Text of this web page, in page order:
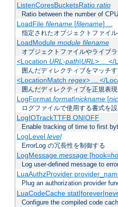
ListenCoresBucketsRatio ratio
Ratio between the number of
LoadFile filename[filename] ...
指定されたオブジェクトファイ
LoadModule module filename
オブジェクトファイルやライブ
<Location URL-path|URL> ... </
囲んだディレクティブをマッチ
<LocationMatch regex> ... </
囲んだディレクティブを正規表
LogFormat format|nickname[
ログファイルで使用する書式を
LogIOTrackTTFB ON|OFF
Enable tracking of time to first
LogLevel level
ErrorLog の冗長性を制御する
LogMessage message[hook=
Log user-defined message to
LuaAuthzProvider
Plug an authorization provider
LuaCodeCache
Configure the compiled code